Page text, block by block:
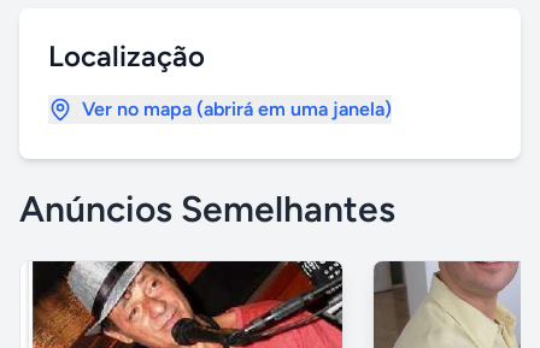
Localização
Ver no mapa (abrirá em uma janela)
Anúncios Semelhantes